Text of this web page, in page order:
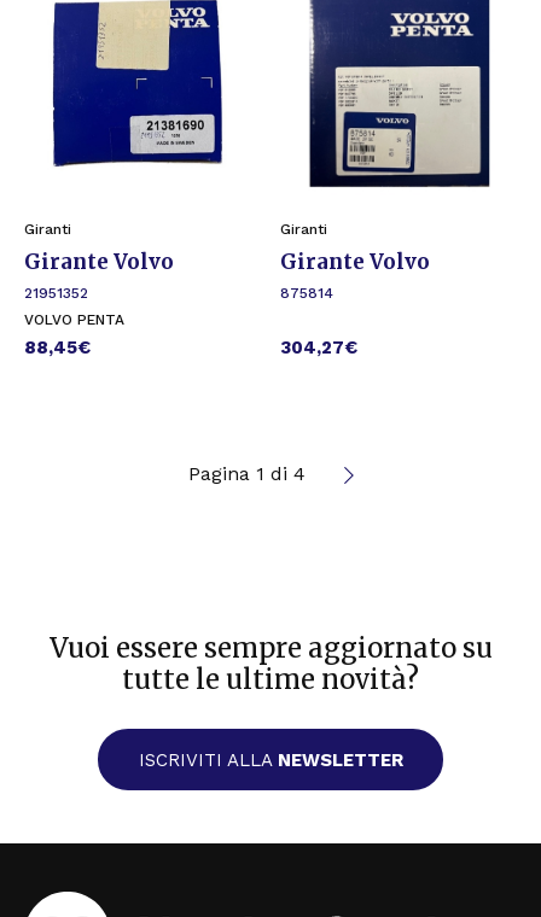
Giranti
Girante Volvo
21951352
VOLVO PENTA
88,45€
Giranti
Girante Volvo
875814
304,27€
Pagina 1 di 4
Vuoi essere sempre aggiornato su
tutte le ultime novità?
ISCRIVITI ALLA NEWSLETTER